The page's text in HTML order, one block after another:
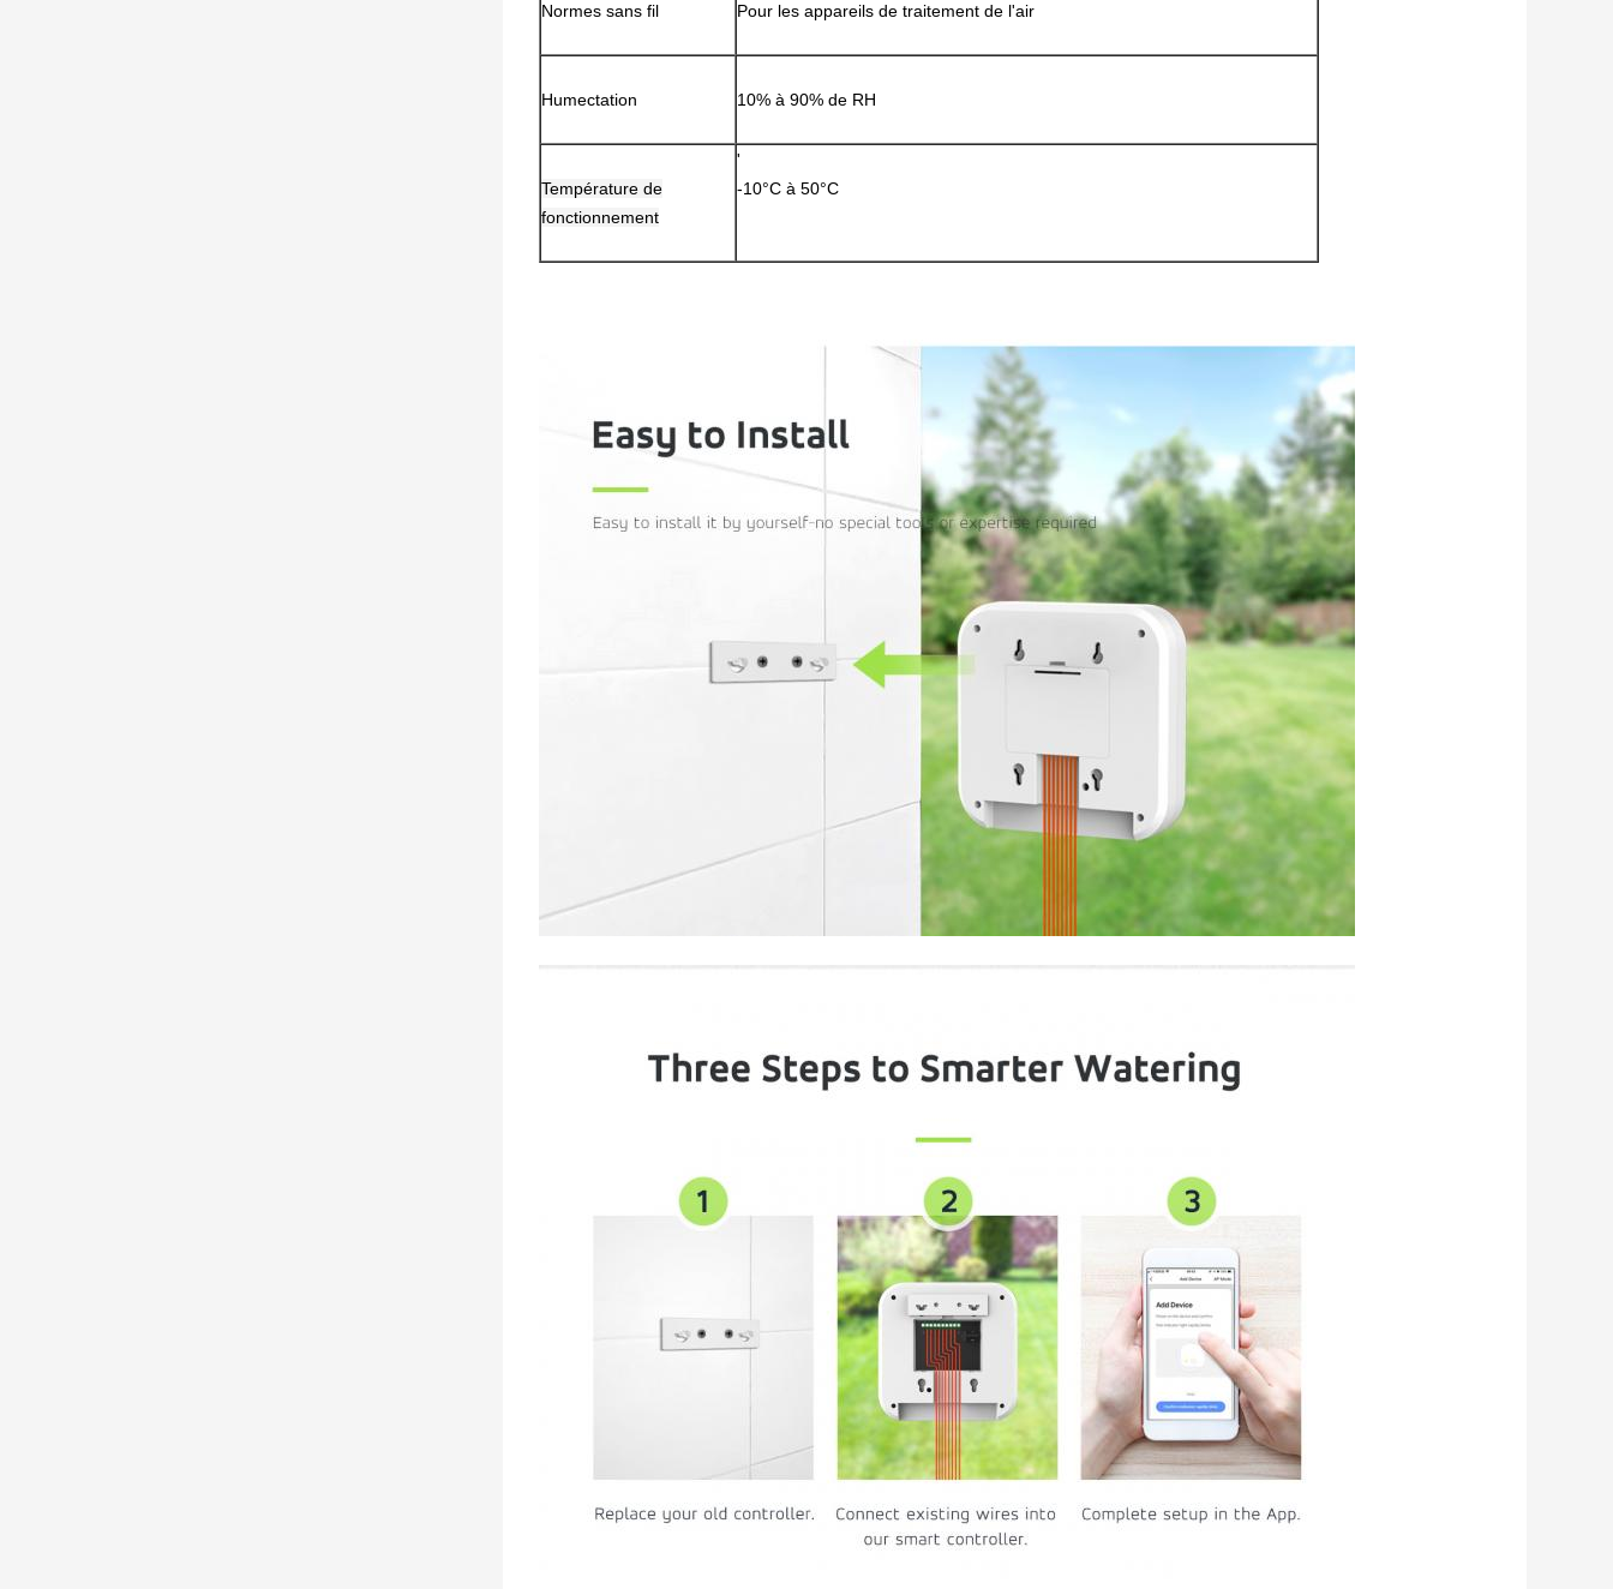
Normes sans fil Pour les appareils de traitement de l'air
Humectation 10% à 90% de RH
Température de
fonctionnement
'
-10°C à 50°C